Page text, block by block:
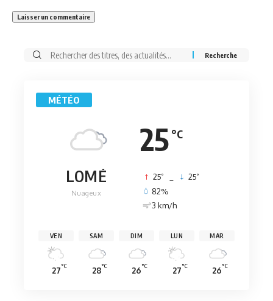
Rechercher:
MÉTÉO
25 °C
LOMÉ
Nuageux
25° 25°
82%
3 km/h
VEN
27°C
SAM
28°C
DIM
26°C
LUN
27°C
MAR
26°C